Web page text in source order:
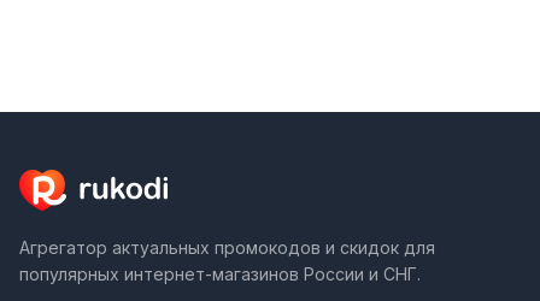
Агрегатор актуальных промокодов и скидок для
популярных интернет-магазинов России и СНГ.